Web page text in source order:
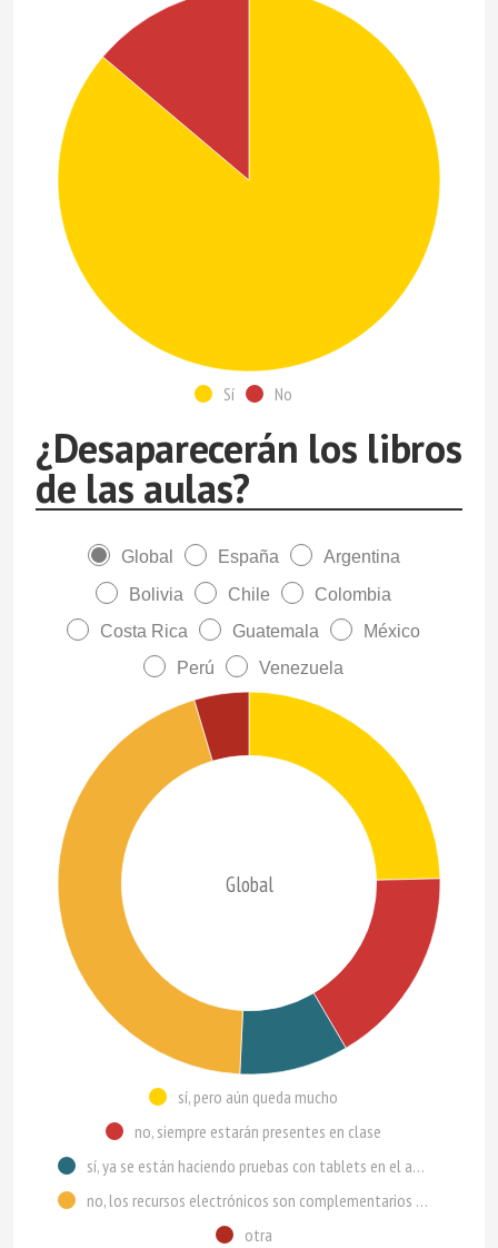
Sí No
¿Desaparecerán los libros
de las aulas?
Global España
Argentina
Bolivia
Chile
Colombia
Costa Rica
Guatemala
México
Perú
Venezuela
Global
sí, pero aún queda mucho
no, siempre estarán presentes en clase
sí, ya se están haciendo pruebas con tablets en el aula
no, los recursos electrónicos son complementarios a los libros de texto
otra